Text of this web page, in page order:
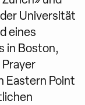
Universität
eines
in Boston,
Eastern Point